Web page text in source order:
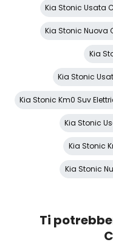
Kia Stonic Usata
Kia Stonic Nuova
Kia
Kia Stonic
Kia Stonic Km0 Suv
Kia Stonic
Kia Stonic
Kia Stonic
Ti